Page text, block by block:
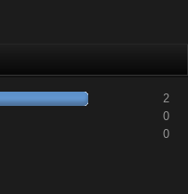
2
0
0